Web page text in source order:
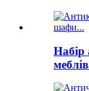
Набір